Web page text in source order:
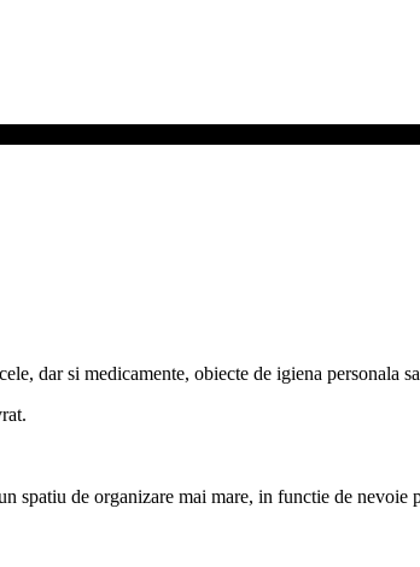
dar si medicamente, obiecte de igiena personala
spatiu de organizare mai mare, in functie de nevoie